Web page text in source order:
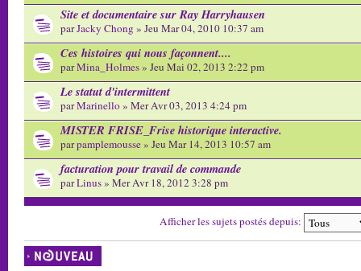
Site et documentaire sur Ray Harryhausen
parJacky Chong » Jeu Mar 04, 2010 10:37 am
Ces histoires qui nous façonnent....
parMina_Holmes» Jeu Mai 02, 2013 2:22 pm
Le statut d'intermittent
parMarinello» Mer Avr 03, 2013 4:24 pm
MISTER FRISE_Frise historique interactive.
parpamplemousse» Jeu Mar 14, 2013 10:57 am
facturation pour travail de commande
parLinus» Mer Avr 18, 2012 3:28 pm
Afficher les sujets postés depuis:
Écrire un nouveau
sujet